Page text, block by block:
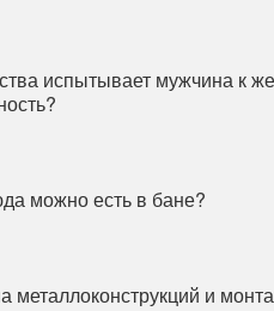
испытывает мужчина к
можно есть в бане?
металлоконструкций и